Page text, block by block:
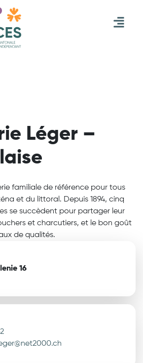
Léger –
familiale de référence pour tous
et du littoral. Depuis 1894, cinq
se succèdent pour partager leur
et charcutiers, et le bon goût
de qualités.
16